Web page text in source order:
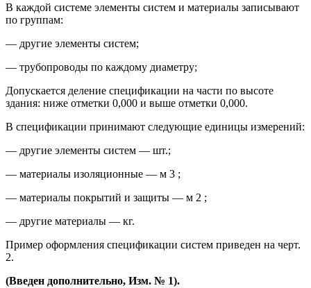
В каждой системе элементы систем и материалы записывают
по группам:
— другие элементы систем;
— трубопроводы по каждому диаметру;
Допускается деление спецификации на части по высоте
здания: ниже отметки 0,000 и выше отметки 0,000.
В спецификации принимают следующие единицы измерений:
— другие элементы систем — шт.;
— материалы изоляционные — м 3 ;
— материалы покрытий и защиты — м 2 ;
— другие материалы — кг.
Пример оформления спецификации систем приведен на черт.
2.
(Введен дополнительно, Изм. № 1).